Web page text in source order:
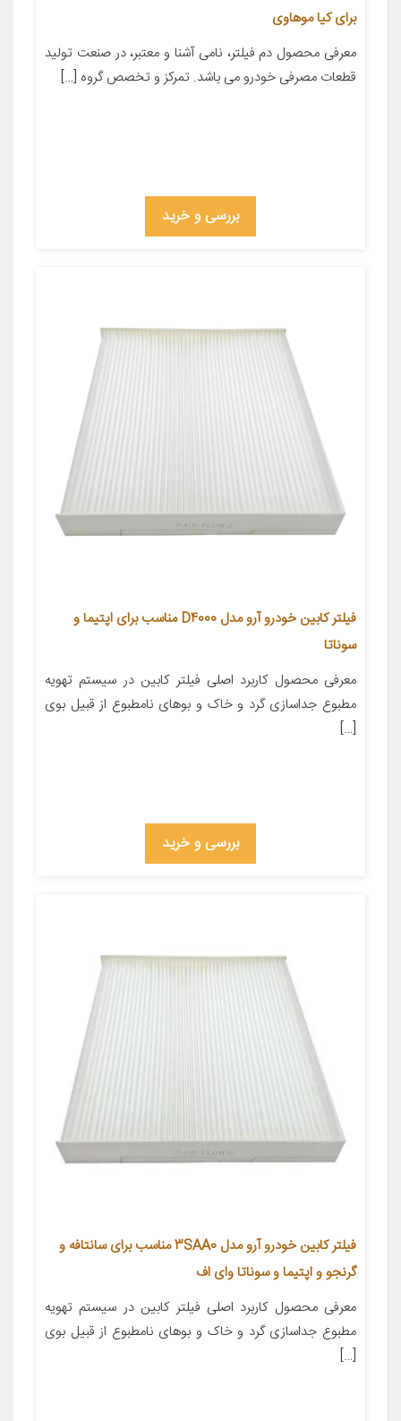
برای کیا موهاوی
معرفی محصول دم فیلتر، نامی آشنا و معتبر، در صنعت تولید
قطعات مصرفی خودرو می باشد. تمرکز و تخصص گروه […]
بررسی و خرید
فیلتر کابین خودرو آرو مدل D4000 مناسب برای اپتیما و
سوناتا
معرفی محصول کاربرد اصلی فیلتر کابین در سیستم تهویه
مطبوع جداسازی گرد و خاک و بوهای نامطبوع از قبیل بوی
[…]
بررسی و خرید
فیلتر کابین خودرو آرو مدل 3SAA0 مناسب برای سانتافه و
گرنجو و اپتیما و سوناتا وای اف
معرفی محصول کاربرد اصلی فیلتر کابین در سیستم تهویه
مطبوع جداسازی گرد و خاک و بوهای نامطبوع از قبیل بوی
[…]